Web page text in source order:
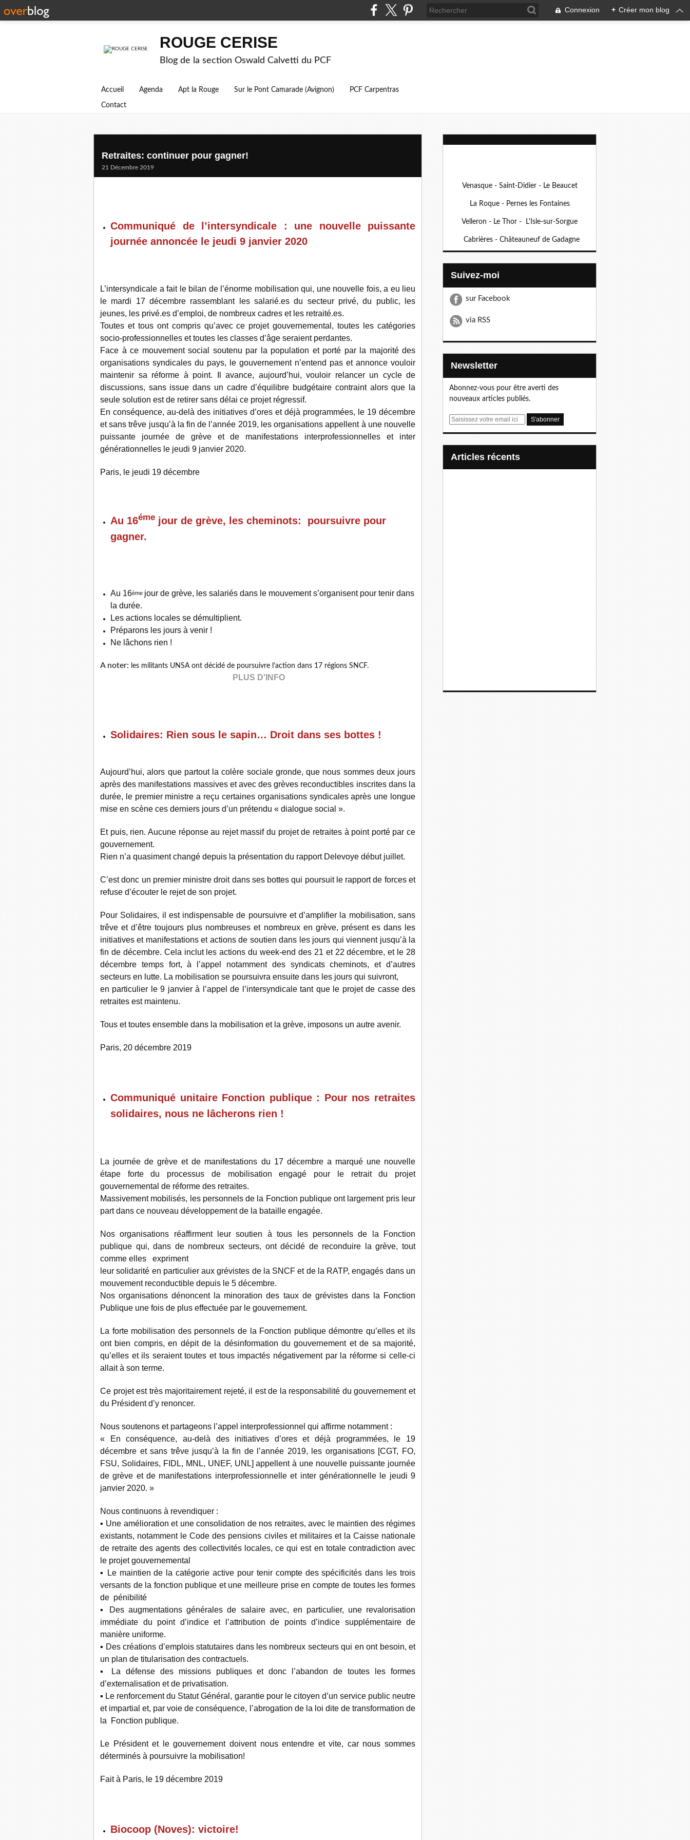
Connexion + Créer mon blog
ROUGE CERISE
Blog de la section Oswald Calvetti du PCF
Accueil Agenda Apt la Rouge Sur le Pont Camarade (Avignon) PCF Carpentras
Contact
Retraites: continuer pour gagner!
21 Décembre 2019
Communiqué de l’intersyndicale : une nouvelle puissante
journée annoncée le jeudi 9 janvier 2020
L’intersyndicale a fait le bilan de l’énorme mobilisation qui, une nouvelle fois, a eu lieu
le mardi 17 décembre rassemblant les salarié.es du secteur privé, du public, les
jeunes, les privé.es d’emploi, de nombreux cadres et les retraité.es.
Toutes et tous ont compris qu’avec ce projet gouvernemental, toutes les catégories
socio-professionnelles et toutes les classes d’âge seraient perdantes.
Face à ce mouvement social soutenu par la population et porté par la majorité des
organisations syndicales du pays, le gouvernement n’entend pas et annonce vouloir
maintenir sa réforme à point. Il avance, aujourd’hui, vouloir relancer un cycle de
discussions, sans issue dans un cadre d’équilibre budgétaire contraint alors que la
seule solution est de retirer sans délai ce projet régressif.
En conséquence, au-delà des initiatives d’ores et déjà programmées, le 19 décembre
et sans trêve jusqu’à la fin de l’année 2019, les organisations appellent à une nouvelle
puissante journée de grève et de manifestations interprofessionnelles et inter
générationnelles le jeudi 9 janvier 2020.
Paris, le jeudi 19 décembre
Au 16éme jour de grève, les cheminots: poursuivre pour
gagner.
Au 16ème jour de grève, les salariés dans le mouvement s’organisent pour tenir dans
la durée.
Les actions locales se démultiplient.
Préparons les jours à venir !
Ne lâchons rien !
A noter: les militants UNSA ont décidé de poursuivre l’action dans 17 régions SNCF.
PLUS D'INFO
Solidaires: Rien sous le sapin… Droit dans ses bottes !
Aujourd’hui, alors que partout la colère sociale gronde, que nous sommes deux jours
après des manifestations massives et avec des grèves reconductibles inscrites dans la
durée, le premier ministre a reçu certaines organisations syndicales après une longue
mise en scène ces derniers jours d’un prétendu « dialogue social ».
Et puis, rien. Aucune réponse au rejet massif du projet de retraites à point porté par ce
gouvernement.
Rien n’a quasiment changé depuis la présentation du rapport Delevoye début juillet.
C’est donc un premier ministre droit dans ses bottes qui poursuit le rapport de forces et
refuse d’écouter le rejet de son projet.
Pour Solidaires, il est indispensable de poursuivre et d’amplifier la mobilisation, sans
trêve et d’être toujours plus nombreuses et nombreux en grève, présent es dans les
initiatives et manifestations et actions de soutien dans les jours qui viennent jusqu’à la
fin de décembre. Cela inclut les actions du week-end des 21 et 22 décembre, et le 28
décembre temps fort, à l’appel notamment des syndicats cheminots, et d’autres
secteurs en lutte. La mobilisation se poursuivra ensuite dans les jours qui suivront,
en particulier le 9 janvier à l’appel de l’intersyndicale tant que le projet de casse des
retraites est maintenu.
Tous et toutes ensemble dans la mobilisation et la grève, imposons un autre avenir.
Paris, 20 décembre 2019
Communiqué unitaire Fonction publique : Pour nos retraites
solidaires, nous ne lâcherons rien !
La journée de grève et de manifestations du 17 décembre a marqué une nouvelle
étape forte du processus de mobilisation engagé pour le retrait du projet
gouvernemental de réforme des retraites.
Massivement mobilisés, les personnels de la Fonction publique ont largement pris leur
part dans ce nouveau développement de la bataille engagée.
Nos organisations réaffirment leur soutien à tous les personnels de la Fonction
publique qui, dans de nombreux secteurs, ont décidé de reconduire la grève, tout
comme elles expriment
leur solidarité en particulier aux grévistes de la SNCF et de la RATP, engagés dans un
mouvement reconductible depuis le 5 décembre.
Nos organisations dénoncent la minoration des taux de grévistes dans la Fonction
Publique une fois de plus effectuée par le gouvernement.
La forte mobilisation des personnels de la Fonction publique démontre qu’elles et ils
ont bien compris, en dépit de la désinformation du gouvernement et de sa majorité,
qu’elles et ils seraient toutes et tous impactés négativement par la réforme si celle-ci
allait à son terme.
Ce projet est très majoritairement rejeté, il est de la responsabilité du gouvernement et
du Président d’y renoncer.
Nous soutenons et partageons l’appel interprofessionnel qui affirme notamment :
« En conséquence, au-delà des initiatives d’ores et déjà programmées, le 19
décembre et sans trêve jusqu’à la fin de l’année 2019, les organisations [CGT, FO,
FSU, Solidaires, FIDL, MNL, UNEF, UNL] appellent à une nouvelle puissante journée
de grève et de manifestations interprofessionnelle et inter générationnelle le jeudi 9
janvier 2020. »
Nous continuons à revendiquer :
▪ Une amélioration et une consolidation de nos retraites, avec le maintien des régimes
existants, notamment le Code des pensions civiles et militaires et la Caisse nationale
de retraite des agents des collectivités locales, ce qui est en totale contradiction avec
le projet gouvernemental
▪ Le maintien de la catégorie active pour tenir compte des spécificités dans les trois
versants de la fonction publique et une meilleure prise en compte de toutes les formes
de pénibilité
▪ Des augmentations générales de salaire avec, en particulier, une revalorisation
immédiate du point d’indice et l’attribution de points d’indice supplémentaire de
manière uniforme.
▪ Des créations d’emplois statutaires dans les nombreux secteurs qui en ont besoin, et
un plan de titularisation des contractuels.
▪ La défense des missions publiques et donc l’abandon de toutes les formes
d’externalisation et de privatisation.
▪ Le renforcement du Statut Général, garantie pour le citoyen d’un service public neutre
et impartial et, par voie de conséquence, l’abrogation de la loi dite de transformation de
la Fonction publique.
Le Président et le gouvernement doivent nous entendre et vite, car nous sommes
déterminés à poursuivre la mobilisation!
Fait à Paris, le 19 décembre 2019
Biocoop (Noves): victoire!
Venasque - Saint-Didier - Le Beaucet
La Roque - Pernes les Fontaines
Velleron - Le Thor - L'Isle-sur-Sorgue
Cabrières - Châteauneuf de Gadagne
Suivez-moi
sur Facebook
via RSS
Newsletter
Abonnez-vous pour être averti des
nouveaux articles publiés.
E
articles récents